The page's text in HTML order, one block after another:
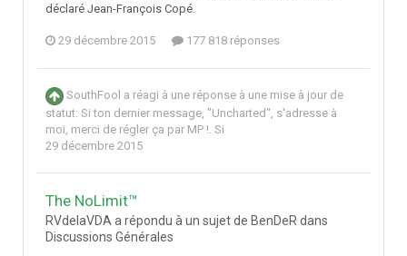
déclaré Jean-François Copé.
29 décembre 2015 177 818 réponses
SouthFool a réagi à une réponse à une mise à jour de
statut: Si ton dernier message, "Uncharted", s'adresse à
moi, merci de régler ça par MP !. Si
29 décembre 2015
The NoLimit™
RVdelaVDA a répondu à un sujet de BenDeR dans
Discussions Générales